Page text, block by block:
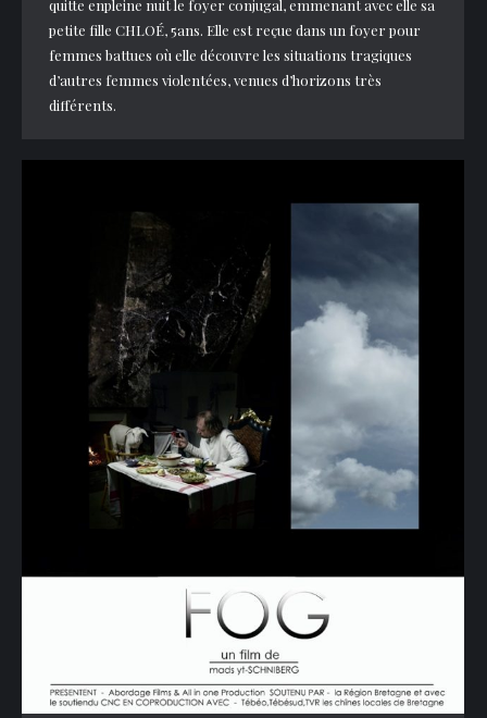
quitte enpleine nuit le foyer conjugal, emmenant avec elle sa
petite fille CHLOÉ, 5ans. Elle est reçue dans un foyer pour
femmes battues où elle découvre les situations tragiques
d’autres femmes violentées, venues d’horizons très
différents.